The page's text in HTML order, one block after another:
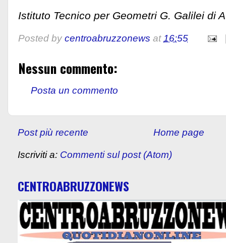
Istituto Tecnico per Geometri G. Galilei di
Posted by centroabruzzonews at16:55
Nessun commento:
Posta un commento
Post più recente Home page
Iscriviti a: Commenti sul post (Atom)
CENTROABRUZZONEWS